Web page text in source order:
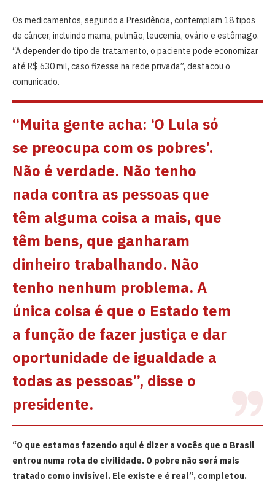
Os medicamentos, segundo a Presidência, contemplam 18 tipos
de câncer, incluindo mama, pulmão, leucemia, ovário e estômago.
“A depender do tipo de tratamento, o paciente pode economizar
até R$ 630 mil, caso fizesse na rede privada”, destacou o
comunicado.
“Muita gente acha: ‘O Lula só
se preocupa com os pobres’.
Não é verdade. Não tenho
nada contra as pessoas que
têm alguma coisa a mais, que
têm bens, que ganharam
dinheiro trabalhando. Não
tenho nenhum problema. A
única coisa é que o Estado tem
a função de fazer justiça e dar
oportunidade de igualdade a
todas as pessoas”, disse o
presidente.
“O que estamos fazendo aqui é dizer a vocês que o Brasil
entrou numa rota de civilidade. O pobre não será mais
tratado como invisível. Ele existe e é real”, completou.